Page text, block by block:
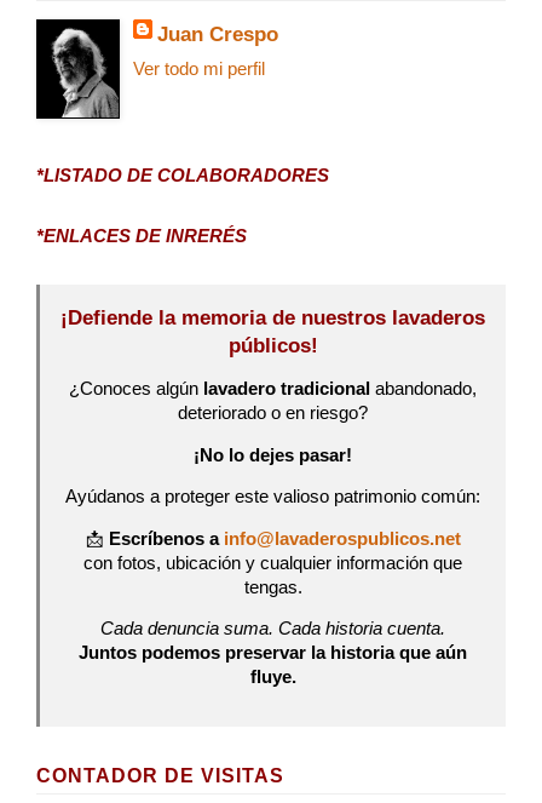
Juan Crespo
Ver todo mi perfil
*LISTADO DE COLABORADORES
*ENLACES DE INRERÉS
¡Defiende la memoria de nuestros lavaderos
públicos!
¿Conoces algún lavadero tradicional abandonado,
deteriorado o en riesgo?
¡No lo dejes pasar!
Ayúdanos a proteger este valioso patrimonio común:
📩 Escríbenos a info@lavaderospublicos.net
con fotos, ubicación y cualquier información que
tengas.
Cada denuncia suma. Cada historia cuenta.
Juntos podemos preservar la historia que aún
fluye.
CONTADOR DE VISITAS